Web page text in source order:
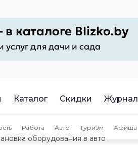
Каталог Скидки Журнал
Работа Авто Туризм Афиша
оборудования в авто